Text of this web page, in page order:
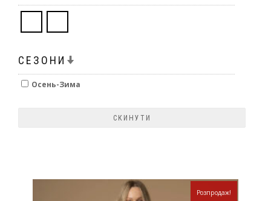
Розпродаж!
СЕЗОНИ
Осень-Зима